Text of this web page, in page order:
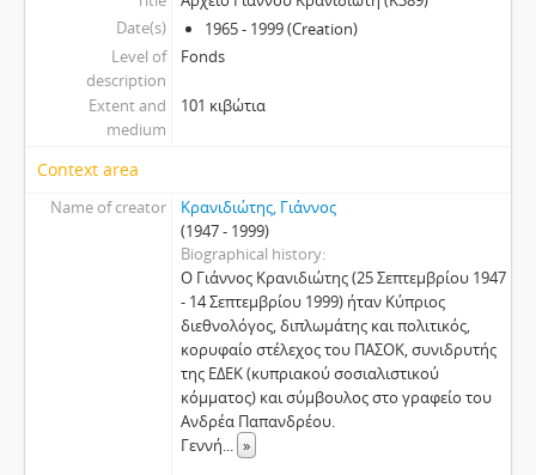
Date(s)
1965 - 1999 (Creation)
Level of
description
Fonds
Extent and
medium
101 κιβώτια
Context area
Name of creator
Κρανιδιώτης, Γιάννος
(1947 - 1999)
Biographical history
Ο Γιάννος Κρανιδιώτης (25 Σεπτεμβρίου 1947
- 14 Σεπτεμβρίου 1999) ήταν Κύπριος
διεθνολόγος, διπλωμάτης και πολιτικός,
κορυφαίο στέλεχος του ΠΑΣΟΚ, συνιδρυτής
της ΕΔΕΚ (κυπριακού σοσιαλιστικού
κόμματος) και σύμβουλος στο γραφείο του
Ανδρέα Παπανδρέου.
Γεννή... »